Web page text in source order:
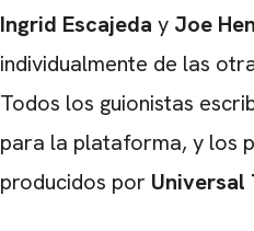
Ingrid Escajeda y Joe
individualmente de las
Todos los guionistas
para la plataforma, y los
producidos por Universal
CARREGANDO